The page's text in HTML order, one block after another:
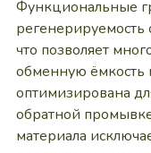
Функциональные
что позволяет
обменную ёмкость
оптимизирована
обратной
материала